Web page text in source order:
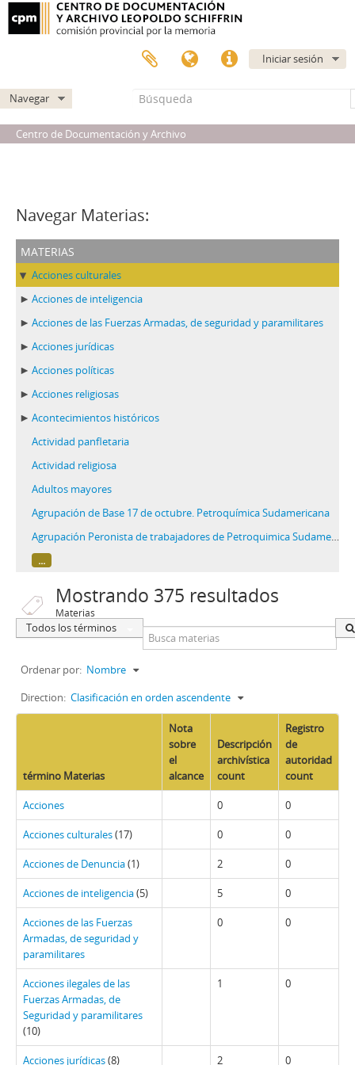
Iniciar sesión
Navegar
Centro de Documentación y Archivo
Navegar Materias:
materias
Acciones culturales
Acciones de inteligencia
Acciones de las Fuerzas Armadas, de seguridad y paramilitares
Acciones jurídicas
Acciones políticas
Acciones religiosas
Acontecimientos históricos
Actividad panfletaria
Actividad religiosa
Adultos mayores
Agrupación de Base 17 de octubre. Petroquímica Sudamericana
Agrupación Peronista de trabajadores de Petroquimica Sudamericana S.A "Brigadier General Don Juan Manuel de Rosas"
...
Mostrando 375 resultados
Materias
Todos los términos
Ordenar por: Nombre
Direction: Clasificación en orden ascendente
término Materias
Nota
sobre
el
alcance
Descripción
archivística
count
Registro
de
autoridad
count
Acciones 0 0
Acciones culturales(17) 0 0
Acciones de Denuncia(1) 2 0
Acciones de inteligencia(5) 5 0
Acciones de las Fuerzas
Armadas, de seguridad y
paramilitares
0 0
Acciones ilegales de las
Fuerzas Armadas, de
Seguridad y paramilitares
(10)
1 0
Acciones jurídicas(8) 2 0